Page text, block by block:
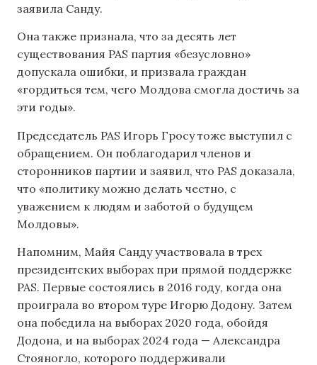
заявила Санду.
Она также признала, что за десять лет
существования PAS партия «безусловно»
допускала ошибки, и призвала граждан
«гордиться тем, чего Молдова смогла достичь за
эти годы».
Председатель PAS Игорь Гросу тоже выступил с
обращением. Он поблагодарил членов и
сторонников партии и заявил, что PAS доказала,
что «политику можно делать честно, с
уважением к людям и заботой о будущем
Молдовы».
Напомним, Майя Санду участвовала в трех
президентских выборах при прямой поддержке
PAS. Первые состоялись в 2016 году, когда она
проиграла во втором туре Игорю Додону. Затем
она победила на выборах 2020 года, обойдя
Додона, и на выборах 2024 года — Александра
Стояногло, которого поддерживали